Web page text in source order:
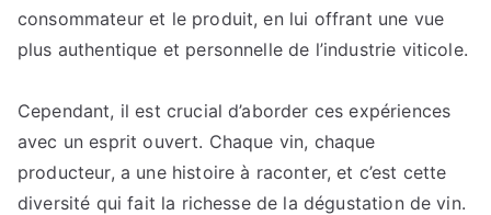
consommateur et le produit, en lui offrant une vue
plus authentique et personnelle de l’industrie viticole.
Cependant, il est crucial d’aborder ces expériences
avec un esprit ouvert. Chaque vin, chaque
producteur, a une histoire à raconter, et c’est cette
diversité qui fait la richesse de la dégustation de vin.